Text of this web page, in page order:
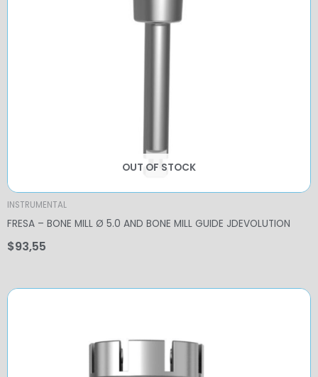
OUT OF STOCK
INSTRUMENTAL
FRESA – BONE MILL Ø 5.0 AND BONE MILL GUIDE JDEVOLUTION
$93,55